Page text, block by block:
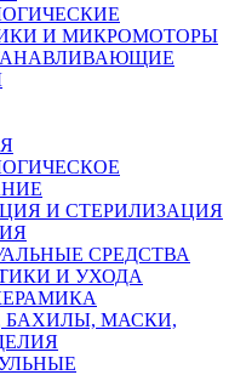
И МИКРОМОТОРЫ
И СТЕРИЛИЗАЦИЯ
СРЕДСТВА
И УХОДА
БАХИЛЫ, МАСКИ,